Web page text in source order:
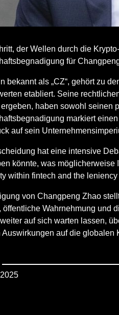
der Wellen durch die
für
bekannt als „CZ“, gehört zu
etabliert. Seine
haben sowohl seinen
markiert
auf sein
hat eine intensive
könnte, was möglicherweise
within fintech and the
von Changpeng Zhao
öffentliche Wahrnehmung und
auf sich warten lassen,
Auswirkungen auf die globalen